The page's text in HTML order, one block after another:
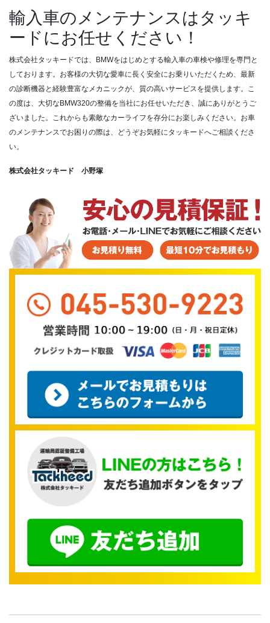
輸入車のメンテナンスはタッキ
ードにお任せください！
株式会社タッキードでは、BMWをはじめとする輸入車の車検や修理を専門と
しております。お客様の大切な愛車に長く安全にお乗りいただくため、最新
の診断機器と経験豊富なメカニックが、質の高いサービスを提供します。こ
の度は、大切なBMW320の整備を当社にお任せいただき、誠にありがとうご
ざいました。これからも素敵なカーライフを存分にお楽しみください。お車
のメンテナンスでお困りの際は、どうぞお気軽にタッキードへご相談くださ
い。
株式会社タッキード 小野塚